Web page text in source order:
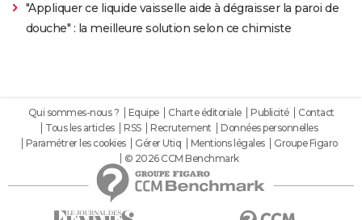
"Appliquer ce liquide vaisselle aide à dégraisser la paroi de
douche" : la meilleure solution selon ce chimiste
Qui sommes-nous ? Equipe Charte éditoriale Publicité
Contact
Tous les articles
RSS Recrutement
Données personnelles
Paramétrer les cookies
Gérer Utiq Mentions légales
Groupe Figaro
© 2026 CCM Benchmark